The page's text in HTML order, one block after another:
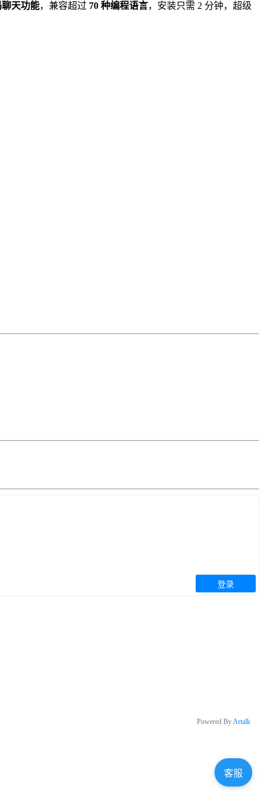
天功能，兼容超过 70 种编程语言，安装只需 2 分钟，超级
登录
Powered ByArtalk
客服